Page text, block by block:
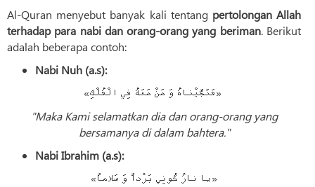
Al-Quran menyebut banyak kali tentang pertolongan Allah
terhadap para nabi dan orang-orang yang beriman. Berikut
adalah beberapa contoh:
Nabi Nuh (a.s):
«فَنَجَّيْناهُ وَ مَنْ مَعَهُ فِي الْفُلْكِ»
"Maka Kami selamatkan dia dan orang-orang yang
bersamanya di dalam bahtera."
Nabi Ibrahim (a.s):
«يا نارُ كُونِي بَرْداً وَ سَلاماً»